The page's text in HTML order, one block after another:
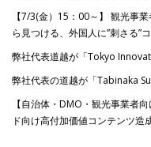
【7/3(金）15：00～】 観光事
ら見つける、外国人に”刺さる”
弊社代表道越が「Tokyo
弊社代表の道越が「Tabinaka
【自治体・DMO・観光事業者
ド向け高付加価値コンテンツ造